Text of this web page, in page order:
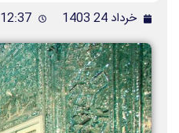
خرداد 24 1403 12:37 ب.ظ